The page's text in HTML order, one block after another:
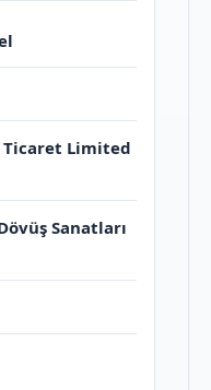
Ticaret Limited
Sanatları